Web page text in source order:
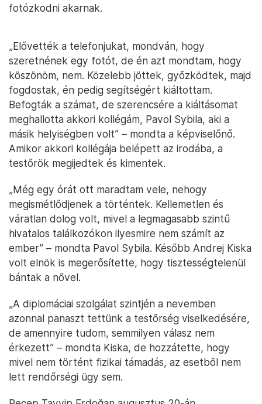
fotózkodni akarnak.
„Elővették a telefonjukat, mondván, hogy
szeretnének egy fotót, de én azt mondtam, hogy
köszönöm, nem. Közelebb jöttek, győzködtek, majd
fogdostak, én pedig segítségért kiáltottam.
Befogták a számat, de szerencsére a kiáltásomat
meghallotta akkori kollégám, Pavol Sybila, aki a
másik helyiségben volt” – mondta a képviselőnő.
Amikor akkori kollégája belépett az irodába, a
testőrök megijedtek és kimentek.
„Még egy órát ott maradtam vele, nehogy
megismétlődjenek a történtek. Kellemetlen és
váratlan dolog volt, mivel a legmagasabb szintű
hivatalos találkozókon ilyesmire nem számít az
ember” – mondta Pavol Sybila. Később Andrej Kiska
volt elnök is megerősítette, hogy tisztességtelenül
bántak a nővel.
„A diplomáciai szolgálat szintjén a nevemben
azonnal panaszt tettünk a testőrség viselkedésére,
de amennyire tudom, semmilyen válasz nem
érkezett” – mondta Kiska, de hozzátette, hogy
mivel nem történt fizikai támadás, az esetből nem
lett rendőrségi ügy sem.